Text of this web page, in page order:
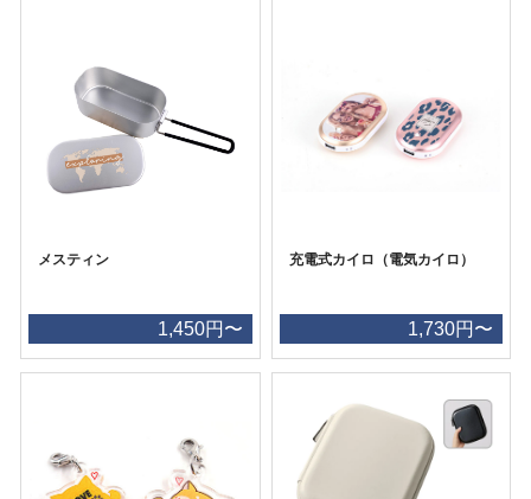
メスティン
1,450円〜
充電式カイロ（電気カイロ）
1,730円〜